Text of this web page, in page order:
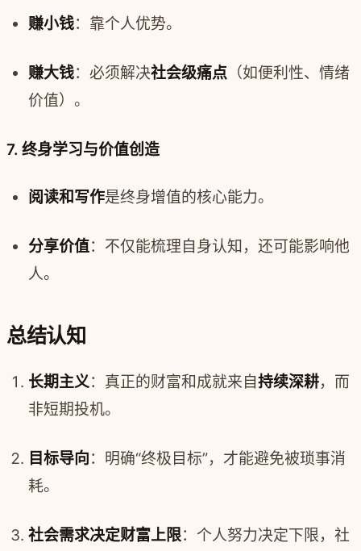
赚小钱：靠个人优势。
赚大钱：必须解决社会级痛点 （如便利性、情绪
价值）。
7. 终身学习与价值创造
阅读和写作是终身增值的核心能力。
分享价值：不仅能梳理自身认知，还可能影响他
人。
总结认知
长期主义：真正的财富和成就来自持续深耕，而
非短期投机。
目标导向：明确“终极目标”，才能避免被琐事消
耗。
社会需求决定财富上限：个人努力决定下限，社